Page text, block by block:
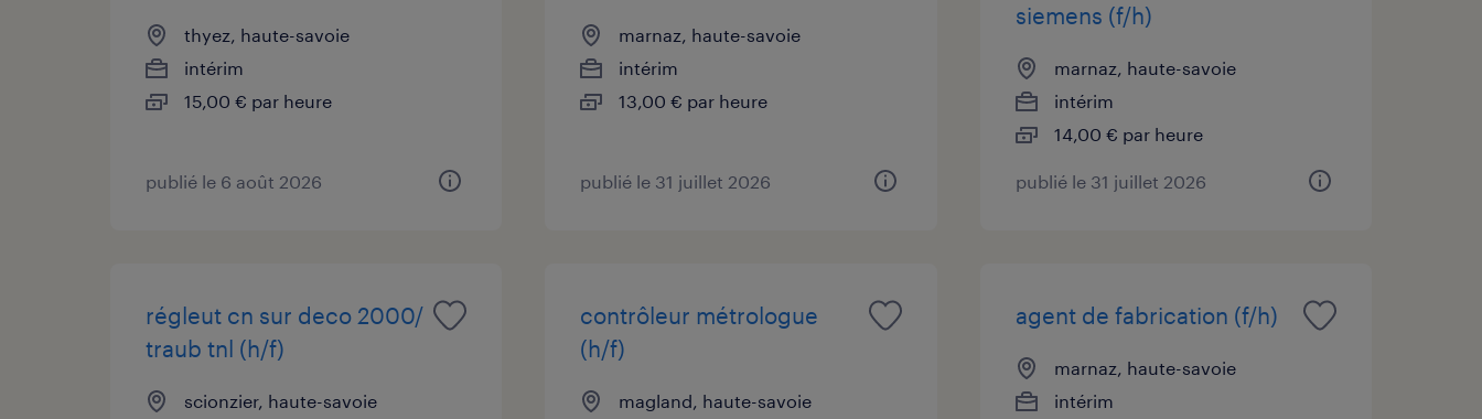
thyez, haute-savoie
intérim
15,00 € par heure
publié le 6 août 2026
marnaz, haute-savoie
intérim
13,00 € par heure
publié le 31 juillet 2026
siemens (f/h)
marnaz, haute-savoie
intérim
14,00 € par heure
publié le 31 juillet 2026
régleut cn sur deco 2000/
traub tnl (h/f)
scionzier, haute-savoie
contrôleur métrologue
(h/f)
magland, haute-savoie
agent de fabrication (f/h)
marnaz, haute-savoie
intérim